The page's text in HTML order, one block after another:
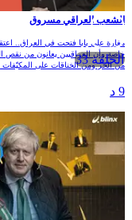
الحلقة 33
الشعب العراقي مسروق
مغارة علي بابا فتحت في العراق..
خاصة وأن العراقيين يعانون من نقص
من الحر ومن الخناقات على